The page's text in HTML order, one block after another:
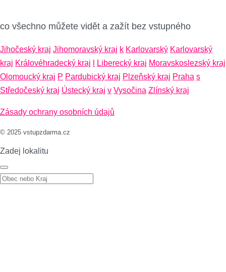
co všechno můžete vidět a zažít bez vstupného
Jihočeský kraj Jihomoravský kraj k Karlovarský Karlovarský
kraj Královéhradecký kraj Liberecký kraj Moravskoslezský kraj
Olomoucký kraj P Pardubický kraj Plzeňský kraj Praha s
Středočeský kraj Ústecký kraj v Vysočina Zlínský kraj
Zásady ochrany osobních údajů
© 2025 vstupzdarma.cz
Zadej lokalitu
Zadej lokalitu